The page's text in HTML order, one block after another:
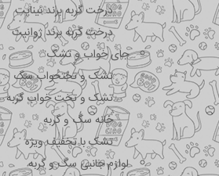
درخت گربه برند نیناپت
درخت گربه برند ژوانیت
جای خواب و تشک
تشک و تختحواب سگ
تشک و تخت خواب گربه
خانه سگ و گربه
تشک با تخفیف ویژه
لوازم جانبی سگ و گربه